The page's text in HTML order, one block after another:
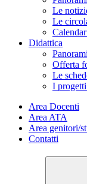
Le
Le
Didattica
Offerta
Le
I
Area Docenti
Area ATA
Area genitori/
Contatti